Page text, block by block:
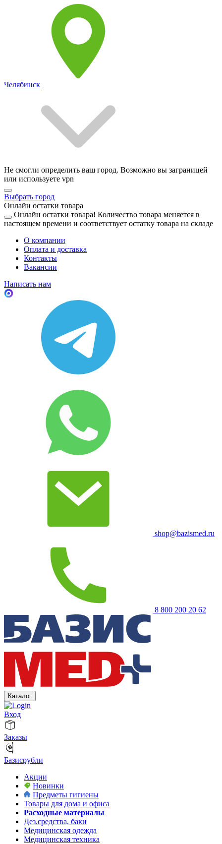
Челябинск
Не смогли определить ваш город. Возможно вы заграницей
или используете vpn
Выбрать город
Онлайн остатки товара
Онлайн остатки товара! Количество товара меняется в
настоящем времени и соответствует остатку товара на складе
О компании
Оплата и доставка
Контакты
Вакансии
Написать нам
shop@bazismed.ru
8 800 200 20 62
Каталог
Вход
Заказы
Базисрубли
Акции
Новинки
Предметы гигиены
Товары для дома и офиса
Расходные материалы
Дез.средства, баки
Медицинская одежда
Медицинская техника